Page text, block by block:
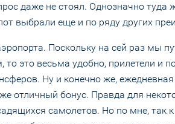
даже не стоял. Однозначно
выбрали еще и по ряду других
Поскольку на сей раз мы
это весьма удобно, прилетели и
Ну и конечно же,
отличный бонус. Правда для
самолетов. Но по мне, так